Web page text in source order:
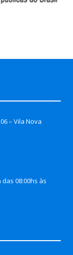
– Vila Nova
08:00hs às